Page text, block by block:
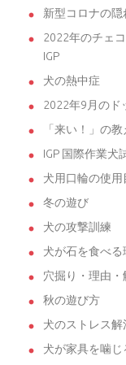
新型コロナの
2022年のチェ
IGP
犬の熱中症
2022年9月のド
「来い！」の
IGP 国際作業犬
犬用口輪の使用
冬の遊び
犬の攻撃訓練
犬が石を食べる
穴掘り・理由・
秋の遊び方
犬のストレス解
犬が家具を噛じ